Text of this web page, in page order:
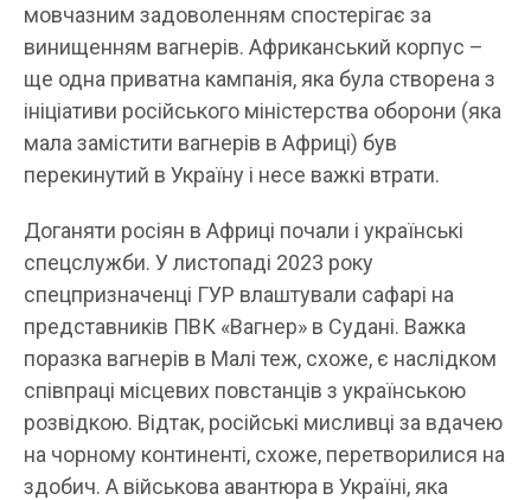
мовчазним задоволенням спостерігає за
винищенням вагнерів. Африканський корпус –
ще одна приватна кампанія, яка була створена з
ініціативи російського міністерства оборони (яка
мала замістити вагнерів в Африці) був
перекинутий в Україну і несе важкі втрати.
Доганяти росіян в Африці почали і українські
спецслужби. У листопаді 2023 року
спецпризначенці ГУР влаштували сафарі на
представників ПВК «Вагнер» в Судані. Важка
поразка вагнерів в Малі теж, схоже, є наслідком
співпраці місцевих повстанців з українською
розвідкою. Відтак, російські мисливці за вдачею
на чорному континенті, схоже, перетворилися на
здобич. А військова авантюра в Україні, яка